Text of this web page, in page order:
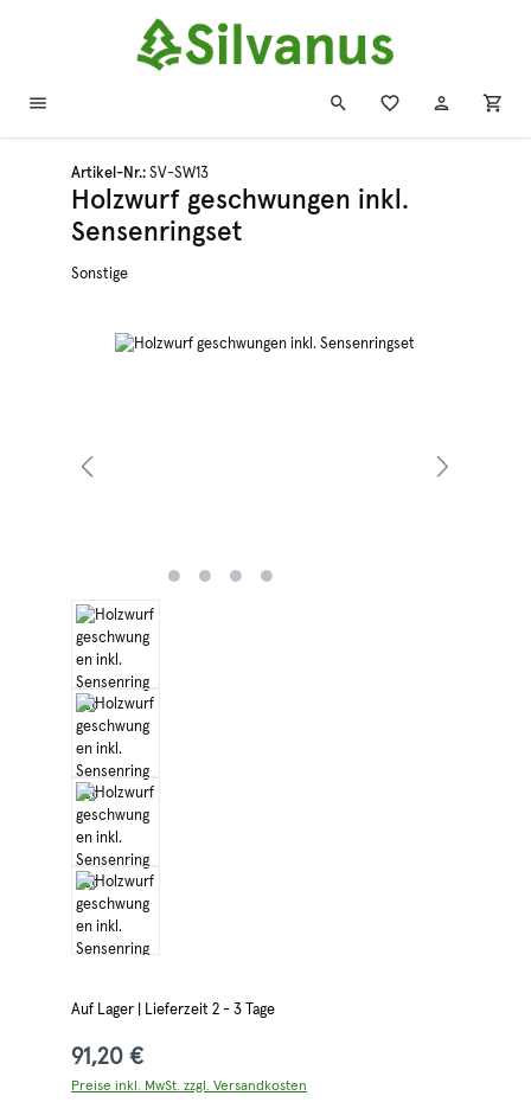
Zum Hauptinhalt springen
Artikel-Nr.: SV-SW13
Holzwurf geschwungen inkl.
Sensenringset
Sonstige
Bildergalerie überspringen
Auf Lager | Lieferzeit 2 - 3 Tage
91,20 €
Preise inkl. MwSt. zzgl. Versandkosten